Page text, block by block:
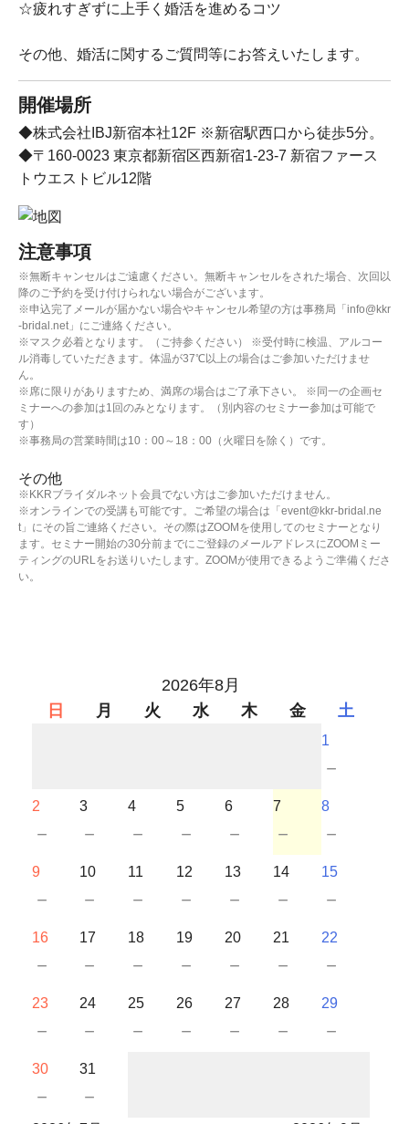
☆疲れすぎずに上手く婚活を進めるコツ
その他、婚活に関するご質問等にお答えいたします。
開催場所
◆株式会社IBJ新宿本社12F ※新宿駅西口から徒歩5分。
◆〒160-0023 東京都新宿区西新宿1-23-7 新宿ファース
トウエストビル12階
注意事項
※無断キャンセルはご遠慮ください。無断キャンセルをされた場合、次回以
降のご予約を受け付けられない場合がございます。
※申込完了メールが届かない場合やキャンセル希望の方は事務局「info@kkr
-bridal.net」にご連絡ください。
※マスク必着となります。（ご持参ください） ※受付時に検温、アルコー
ル消毒していただきます。体温が37℃以上の場合はご参加いただけませ
ん。
※席に限りがありますため、満席の場合はご了承下さい。 ※同一の企画セ
ミナーへの参加は1回のみとなります。（別内容のセミナー参加は可能で
す）
※事務局の営業時間は10：00～18：00（火曜日を除く）です。
その他
※KKRブライダルネット会員でない方はご参加いただけません。
※オンラインでの受講も可能です。ご希望の場合は「event@kkr-bridal.ne
t」にその旨ご連絡ください。その際はZOOMを使用してのセミナーとなり
ます。セミナー開始の30分前までにご登録のメールアドレスにZOOMミー
ティングのURLをお送りいたします。ZOOMが使用できるようご準備くださ
い。
2026年8月
日
月 火 水 木 金 土
1
－
2
－
3
－
4
－
5
－
6
－
7
－
8
－
9
－
10
－
11
－
12
－
13
－
14
－
15
－
16
－
17
－
18
－
19
－
20
－
21
－
22
－
23
－
24
－
25
－
26
－
27
－
28
－
29
－
30
－
31
－